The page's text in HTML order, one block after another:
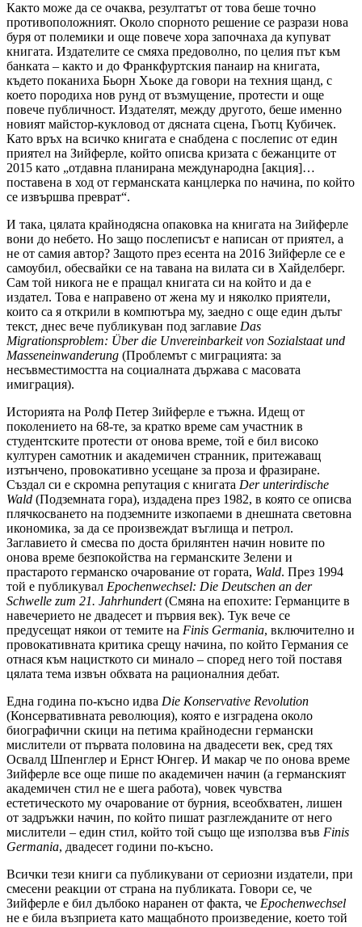
Както може да се очаква, резултатът от това беше точно
противоположният. Около спорното решение се разрази нова
буря от полемики и още повече хора започнаха да купуват
книгата. Издателите се смяха предоволно, по целия път към
банката – както и до Франкфуртския панаир на книгата,
където поканиха Бьорн Хьоке да говори на техния щанд, с
което породиха нов рунд от възмущение, протести и още
повече публичност. Издателят, между другото, беше именно
новият майстор-кукловод от дясната сцена, Гьотц Кубичек.
Като връх на всичко книгата е снабдена с послепис от един
приятел на Зийферле, който описва кризата с бежанците от
2015 като „отдавна планирана международна [акция]…
поставена в ход от германската канцлерка по начина, по който
се извършва преврат“.
И така, цялата крайнодясна опаковка на книгата на Зийферле
вони до небето. Но защо послеписът е написан от приятел, а
не от самия автор? Защото през есента на 2016 Зийферле се е
самоубил, обесвайки се на тавана на вилата си в Хайделберг.
Сам той никога не е пращал книгата си на който и да е
издател. Това е направено от жена му и няколко приятели,
които са я открили в компютъра му, заедно с още един дълъг
текст, днес вече публикуван под заглавие Das
Migrationsproblem: Über die Unvereinbarkeit von Sozialstaat und
Masseneinwanderung (Проблемът с миграцията: за
несъвместимостта на социалната държава с масовата
имиграция).
Историята на Ролф Петер Зийферле е тъжна. Идещ от
поколението на 68-те, за кратко време сам участник в
студентските протести от онова време, той е бил високо
културен самотник и академичен странник, притежаващ
изтънчено, провокативно усещане за проза и фразиране.
Създал си е скромна репутация с книгата Der unterirdische
Wald (Подземната гора), издадена през 1982, в която се описва
плячкосването на подземните изкопаеми в днешната световна
икономика, за да се произвеждат въглища и петрол.
Заглавието ѝ смесва по доста брилянтен начин новите по
онова време безпокойства на германските Зелени и
прастарото германско очарование от гората, Wald. През 1994
той е публикувал Epochenwechsel: Die Deutschen an der
Schwelle zum 21. Jahrhundert(Смяна на епохите: Германците в
навечерието не двадесет и първия век). Тук вече се
предусещат някои от темите на Finis Germania, включително и
провокативната критика срещу начина, по който Германия се
отнася към нацисткото си минало – според него той поставя
цялата тема извън обхвата на рационалния дебат.
Една година по-късно идва Die Konservative Revolution
(Консервативната революция), която е изградена около
биографични скици на петима крайнодесни германски
мислители от първата половина на двадесети век, сред тях
Освалд Шпенглер и Ернст Юнгер. И макар че по онова време
Зийферле все още пише по академичен начин (а германският
академичен стил не е шега работа), човек чувства
естетическото му очарование от бурния, всеобхватен, лишен
от задръжки начин, по който пишат разглежданите от него
мислители – един стил, който той също ще използва във Finis
Germania, двадесет години по-късно.
Всички тези книги са публикувани от сериозни издатели, при
смесени реакции от страна на публиката. Говори се, че
Зийферле е бил дълбоко наранен от факта, че Epochenwechsel
не е била възприета като мащабното произведение, което той